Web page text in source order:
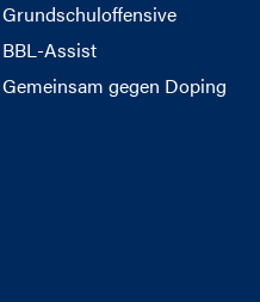
Grundschuloffensive
BBL-Assist
Gemeinsam gegen Doping